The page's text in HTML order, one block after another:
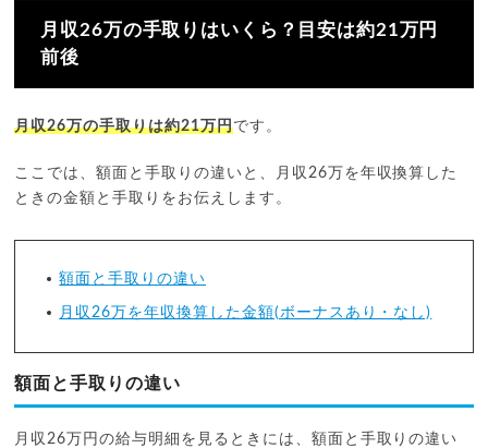
月収26万の手取りはいくら？目安は約21万円
前後
月収26万の手取りは約21万円です。
ここでは、額面と手取りの違いと、月収26万を年収換算した
ときの金額と手取りをお伝えします。
額面と手取りの違い
月収26万を年収換算した金額(ボーナスあり・なし)
額面と手取りの違い
月収26万円の給与明細を見るときには、額面と手取りの違い